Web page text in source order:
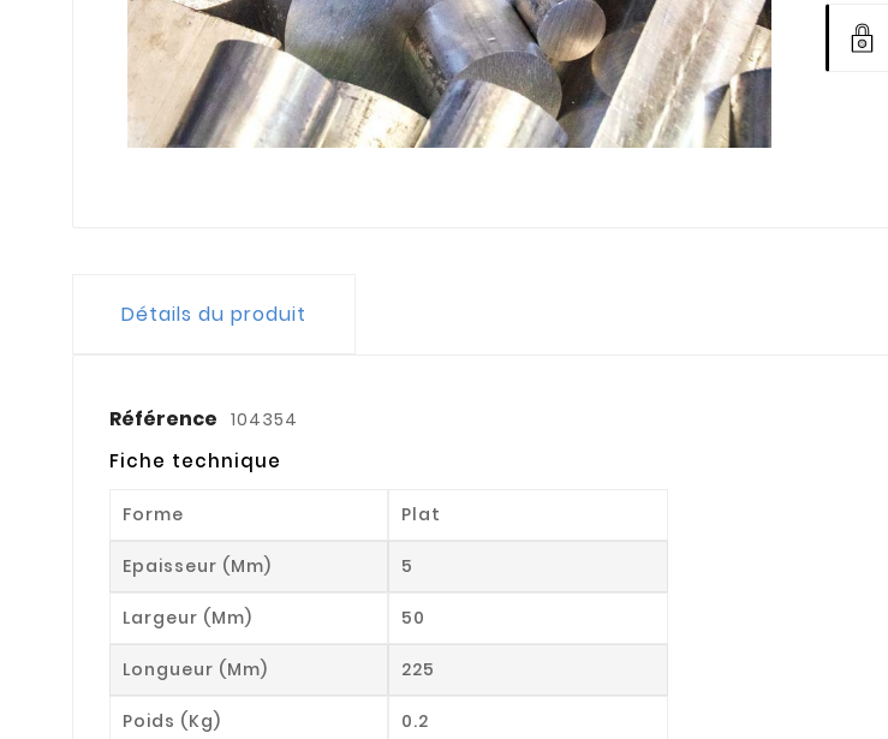
Détails du produit
Référence 104354
Fiche technique
Forme Plat
Epaisseur (mm) 5
Largeur (mm) 50
Longueur (mm) 225
Poids (kg) 0.2